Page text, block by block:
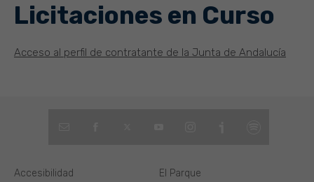
Licitaciones en Curso
Acceso al perfil de contratante de la Junta de Andalucía
El Parque
Accesibilidad